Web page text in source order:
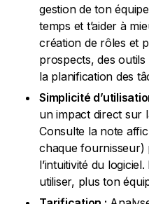
gestion de ton
temps et t’aider à
création de rôles et
prospects, des outils
la planification des
Simplicité
un impact direct sur
Consulte la note
chaque fournisseur)
l’intuitivité du
utiliser, plus ton